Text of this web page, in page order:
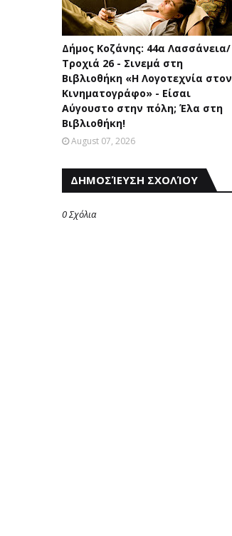
Δήμος Κοζάνης: 44α Λασσάνεια/
Τροχιά 26 - Σινεμά στη
Βιβλιοθήκη «Η Λογοτεχνία στον
Κινηματογράφο» - Είσαι
Αύγουστο στην πόλη; Έλα στη
Βιβλιοθήκη!
August 07, 2026
ΔΗΜΟΣΊΕΥΣΗ ΣΧΟΛΊΟΥ
0 Σχόλια